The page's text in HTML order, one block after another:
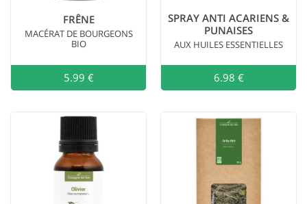
FRÊNE
MACÉRAT DE BOURGEONS
BIO
5.99 € En rupture
SPRAY ANTI ACARIENS &
PUNAISES
AUX HUILES ESSENTIELLES
6.98 €